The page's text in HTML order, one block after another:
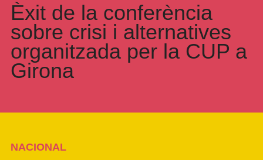
Èxit de la conferència
sobre crisi i alternatives
organitzada per la CUP a
Girona
NACIONAL